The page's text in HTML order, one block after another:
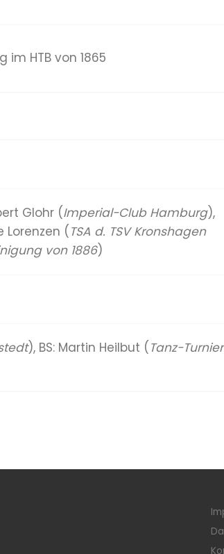
im HTB von 1865
Glohr (Imperial-Club Hamburg),
Lorenzen ( TSA d. TSV Kronshagen
von 1886)
), BS: Martin Heilbut ( Tanz-